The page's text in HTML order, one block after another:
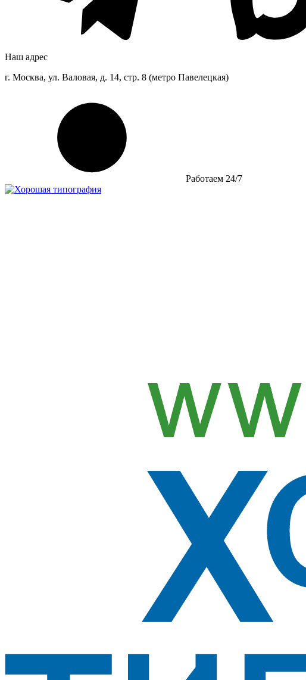
Наш адрес
г. Москва, ул. Валовая, д. 14, стр. 8 (метро Павелецкая)
Работаем 24/7